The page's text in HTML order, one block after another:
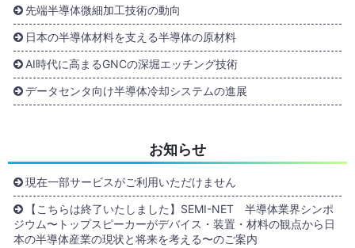
先端半導体微細加工技術の動向
日本の半導体材料を支える半導体の原材料
AI時代に高まるGNCの深堀エッチング技術
データセンタ向け半導体冷却システムの進展
お知らせ
現在一部サービスがご利用いただけません
【こちらは終了いたしました】SEMI-NET 半導体業界シンポ
ジウム〜トップスピーカーがデバイス・装置・材料の観点から日
本の半導体産業の現状と将来を考える〜のご案内